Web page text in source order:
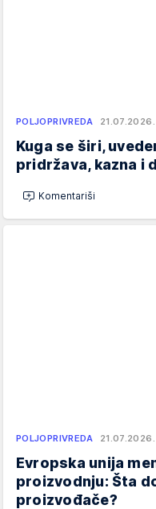
POLJOPRIVREDA 21.07.2026.
Kuga se širi,
pridržava, kazna i
Komentariši
POLJOPRIVREDA 21.07.2026.
Evropska unija
proizvodnju: Šta
proizvođače?